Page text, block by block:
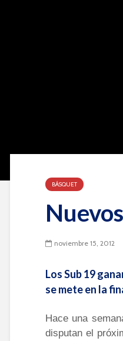
BÁSQUET
noviembre 15, 2012
Los Sub 19
se mete en la
Hace una
disputan el